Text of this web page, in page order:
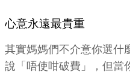
心意永遠最貴重
其實媽媽們不介意你選什
說「唔使咁破費」，但當